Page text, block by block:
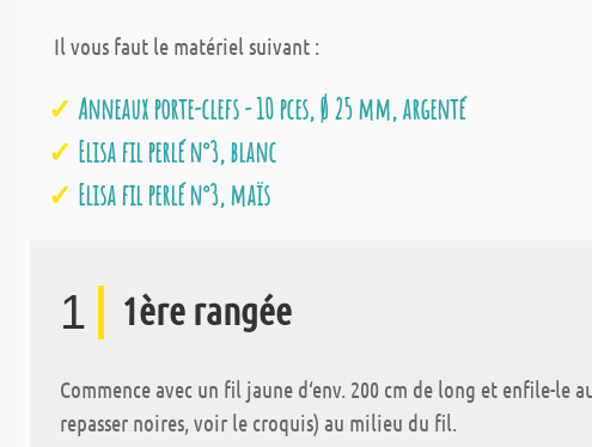
Il vous faut le matériel suivant :
Anneaux porte-clefs - 10 pces, Ø 25 mm, argenté
Elisa fil perlé n°3, blanc
Elisa fil perlé n°3, maïs
1 1ère rangée
Commence avec un fil jaune d‘env. 200 cm de long et enfile-le
repasser noires, voir le croquis) au milieu du fil.